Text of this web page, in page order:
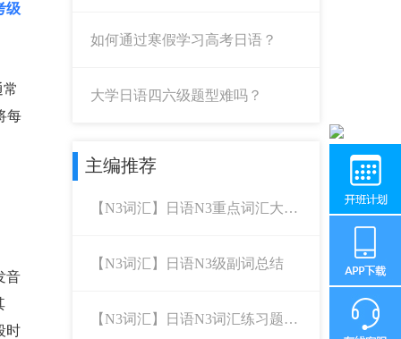
级
每
音
时
如何通过寒假学习高考日语？
大学日语四六级题型难吗？
主编推荐
【N3词汇】日语N3重点词汇大整
【N3词汇】日语N3级副词总结
【N3词汇】日语N3词汇练习题